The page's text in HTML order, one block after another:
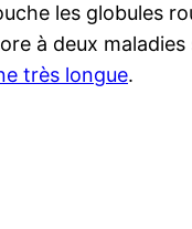
les globules
à deux maladies
très longue.